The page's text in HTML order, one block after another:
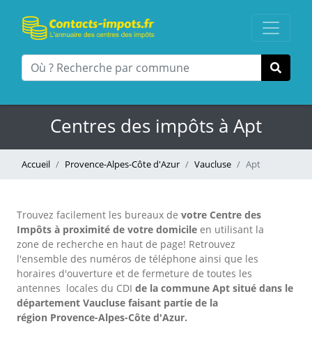
Centres des impôts à Apt
Accueil Provence-Alpes-Côte d'Azur Vaucluse Apt
Trouvez facilement les bureaux de votre Centre des
Impôts à proximité de votre domicile en utilisant la
zone de recherche en haut de page! Retrouvez
l'ensemble des numéros de téléphone ainsi que les
horaires d'ouverture et de fermeture de toutes les
antennes locales du CDI de la commune Apt situé dans le
département Vaucluse faisant partie de la
région Provence-Alpes-Côte d'Azur.